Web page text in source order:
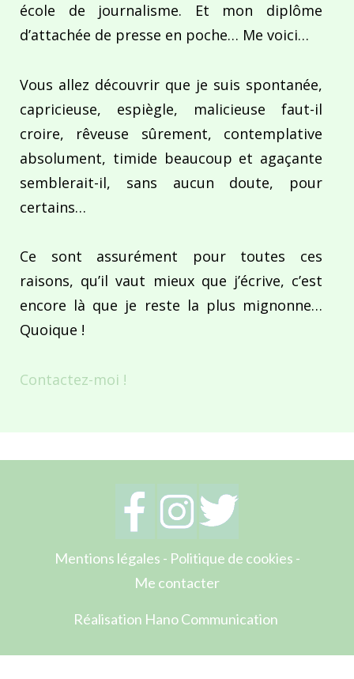
école de journalisme. Et mon diplôme
d’attachée de presse en poche… Me voici…
Vous allez découvrir que je suis spontanée,
capricieuse, espiègle, malicieuse faut-il
croire, rêveuse sûrement, contemplative
absolument, timide beaucoup et agaçante
semblerait-il, sans aucun doute, pour
certains…
Ce sont assurément pour toutes ces
raisons, qu’il vaut mieux que j’écrive, c’est
encore là que je reste la plus mignonne…
Quoique !
Contactez-moi !
Mentions légales - Politique de cookies -
Me contacter
Réalisation Hano Communication